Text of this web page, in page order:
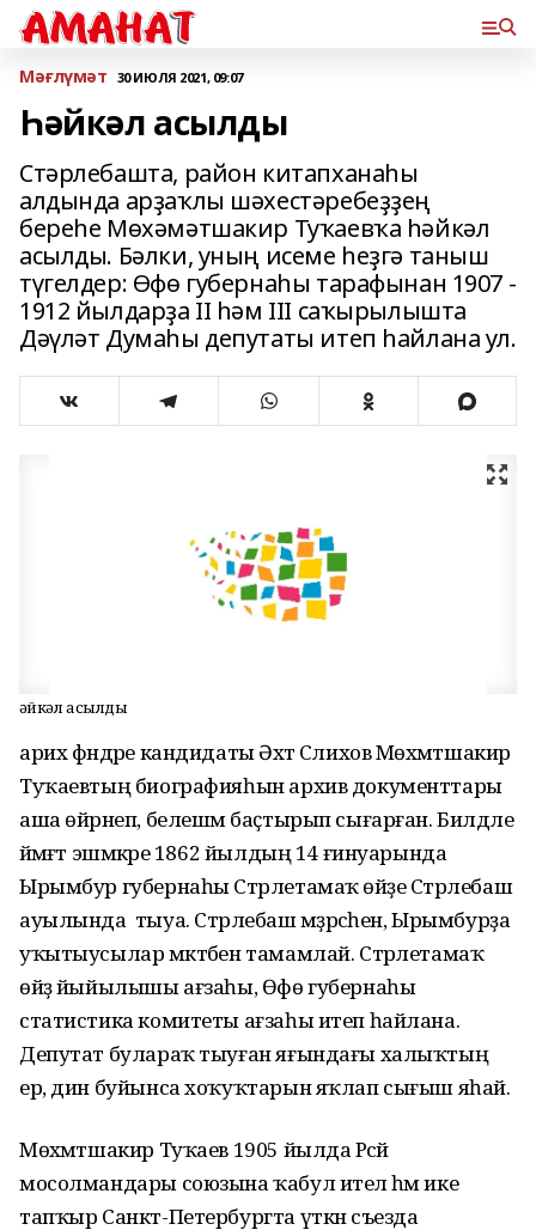
Мәғлүмәт 30 ИЮЛЯ 2021, 09:07
Һәйкәл асылды
Стәрлебашта, район китапханаһы
алдында арҙаҡлы шәхестәребеҙҙең
береһе Мөхәмәтшакир Туҡаевҡа һәйкәл
асылды. Бәлки, уның исеме һеҙгә таныш
түгелдер: Өфө губернаһы тарафынан 1907 -
1912 йылдарҙа II һәм III саҡырылышта
Дәүләт Думаһы депутаты итеп һайлана ул.
Һәйкәл асылды
арих фәндәре кандидаты Әхәт Сәлихов Мөхәмәтшакир
Туҡаевтың биографияһын архив документтары
аша өйрәнеп, белешмә баҫтырып сығарған. Билдәле
йәмәғәт эшмәкәре 1862 йылдың 14 ғинуарында
Ырымбур губернаһы Стәрлетамаҡ өйәҙе Стәрлебаш
ауылында тыуа. Стәрлебаш мәҙрәсәһен, Ырымбурҙа
уҡытыусылар мәктәбен тамамлай. Стәрлетамаҡ
өйәҙ йыйылышы ағзаһы, Өфө губернаһы
статистика комитеты ағзаһы итеп һайлана.
Депутат булараҡ тыуған яғындағы халыҡтың
ер, дин буйынса хоҡуҡтарын яҡлап сығыш яһай.
Мөхәмәтшакир Туҡаев 1905 йылда Рәсәй
мосолмандары союзына ҡабул ителә һәм ике
тапҡыр Санкт-Петербургта үткән съезда